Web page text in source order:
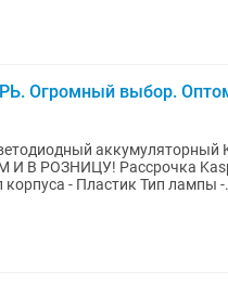
Огромный выбор. Оптом
В РОЗНИЦУ! Рассрочка Kaspi
- Пластик Тип лампы -